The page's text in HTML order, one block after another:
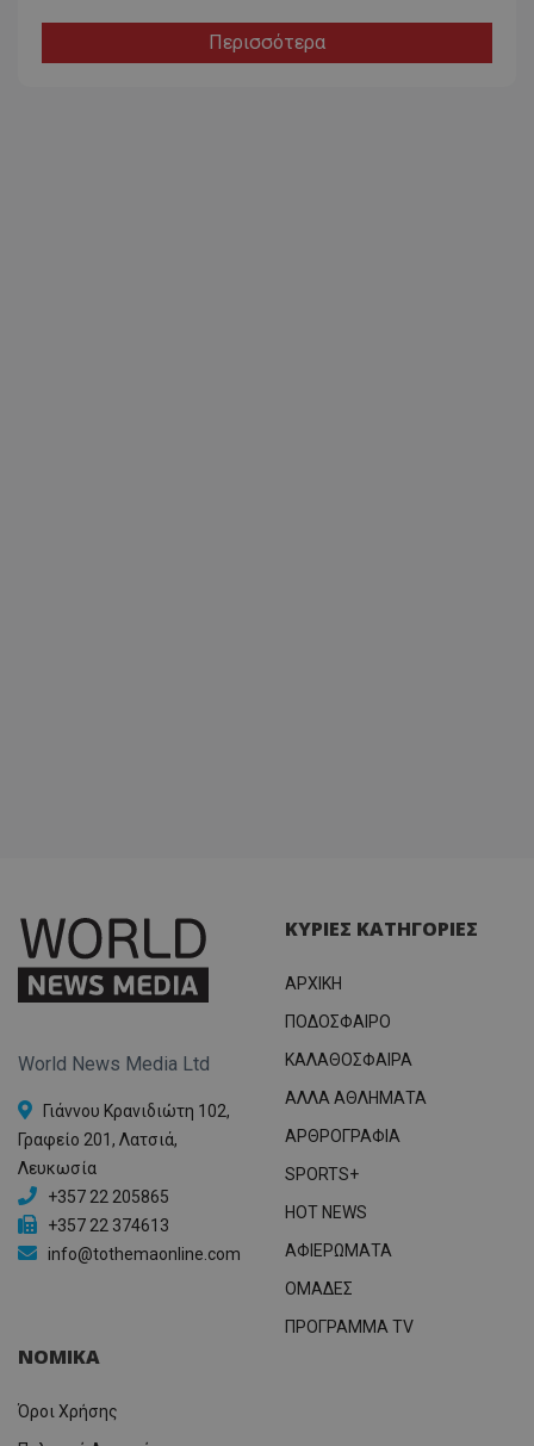
Περισσότερα
World News Media Ltd
Γιάννου Κρανιδιώτη 102,
Γραφείο 201, Λατσιά,
Λευκωσία
+357 22 205865
+357 22 374613
info@tothemaonline.com
ΚΥΡΙΕΣ ΚΑΤΗΓΟΡΙΕΣ
ΑΡΧΙΚΗ
ΠΟΔΟΣΦΑΙΡΟ
ΚΑΛΑΘΟΣΦΑΙΡΑ
ΑΛΛΑ ΑΘΛΗΜΑΤΑ
ΑΡΘΡΟΓΡΑΦΙΑ
SPORTS+
HOT NEWS
ΑΦΙΕΡΩΜΑΤΑ
ΟΜΑΔΕΣ
ΠΡΟΓΡΑΜΜΑ TV
ΝΟΜΙΚΑ
Όροι Χρήσης